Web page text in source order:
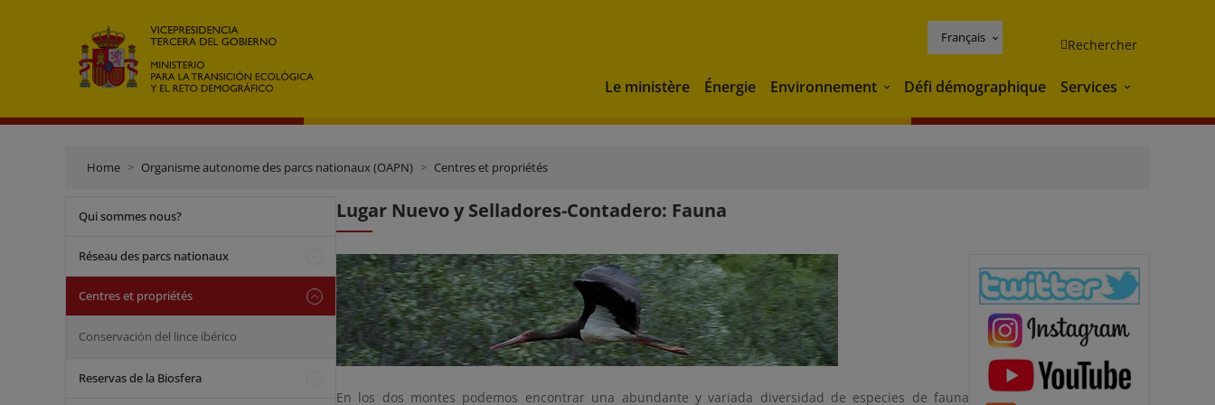
Français Rechercher
Le ministère Énergie Environnement Environnement
Défi démographique Services Services
Home Organisme autonome des parcs nationaux (OAPN) Centres et propriétés
Qui sommes nous?
Réseau des parcs nationaux
Centres et propriétés
Conservación del lince ibérico
Reservas de la Biosfera
Lugar Nuevo y Selladores-Contadero: Fauna
En los dos montes podemos encontrar una abundante y variada diversidad de especies de fauna